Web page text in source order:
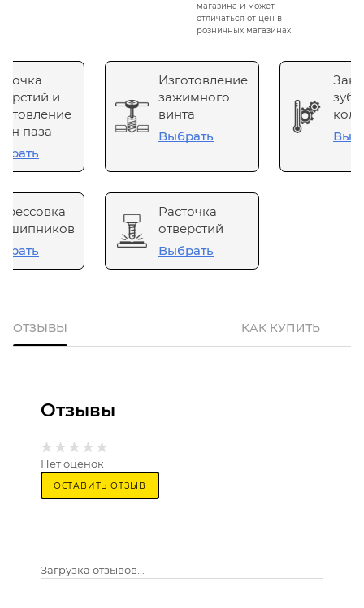
магазина и может
отличаться от цен в
розничных магазинах
и
паза
Изготовление
зажимного
винта
Выбрать
Расточка
отверстий
Выбрать
ОТЗЫВЫ КАК КУПИТЬ
Отзывы
Нет оценок
ОСТАВИТЬ ОТЗЫВ
Загрузка отзывов...